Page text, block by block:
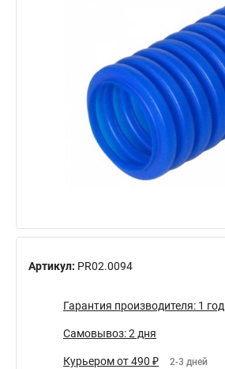
Артикул: PR02.0094
Гарантия производителя: 1 год
Самовывоз: 2 дня
Курьером от 490 ₽ 2-3 дней